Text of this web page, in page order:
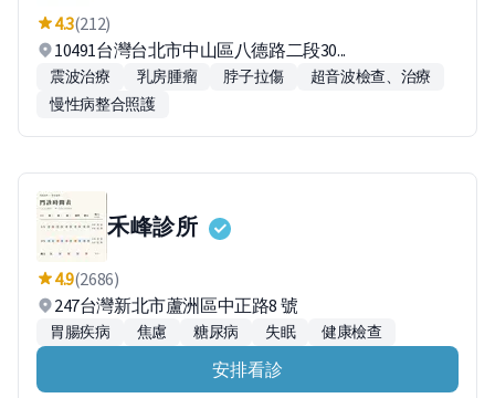
4.3(212)
10491台灣台北市中山區八德路二段30...
震波治療 乳房腫瘤 脖子拉傷
超音波檢查、治療
慢性病整合照護
禾峰診所
4.9(2686)
247台灣新北市蘆洲區中正路8 號
胃腸疾病 焦慮 糖尿病 失眠 健康檢查
安排看診